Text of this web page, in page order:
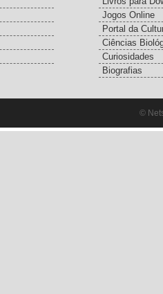
Jogos Online
Portal da
Ciências
Curiosidades
Biografias
©